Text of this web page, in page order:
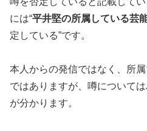
には“平井堅の所属している芸
定している”です。
本人からの発信ではなく、所
ではありますが、噂について
が分かります。